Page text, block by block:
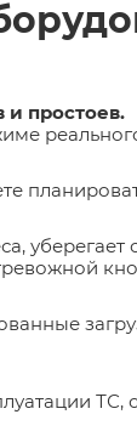
и простоев.